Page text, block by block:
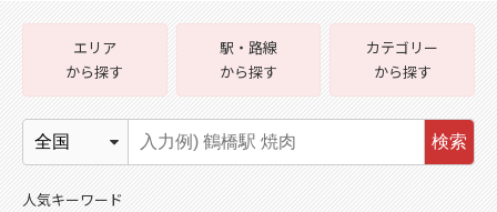
エリア
から探す
駅・路線
から探す
カテゴリー
から探す
検索
人気キーワード